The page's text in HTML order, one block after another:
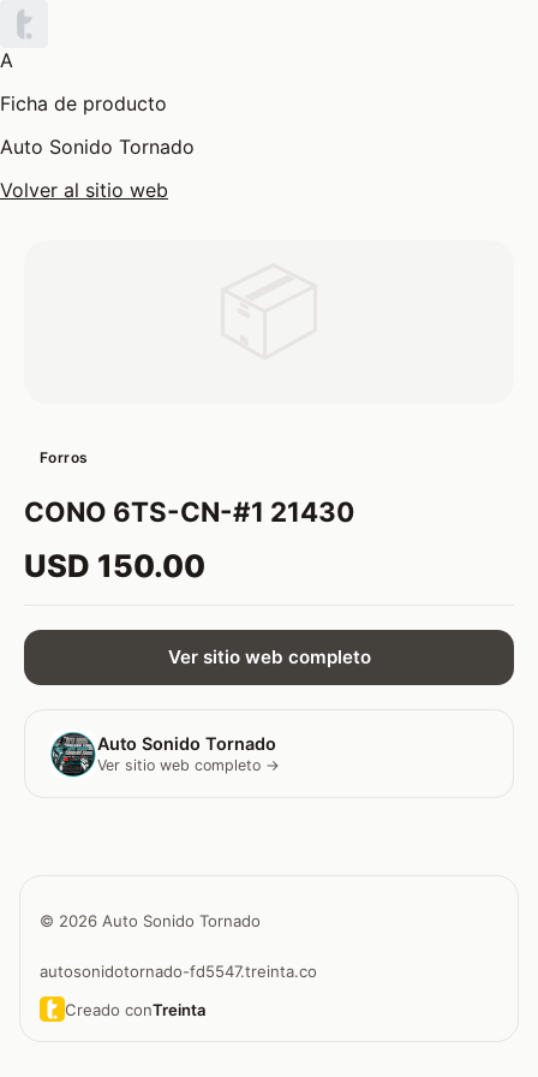
A
Ficha de producto
Auto Sonido Tornado
Volver al sitio web
Forros
CONO 6TS-CN-#1 21430
USD 150.00
Ver sitio web completo
Auto Sonido Tornado
Ver sitio web completo →
© 2026 Auto Sonido Tornado
autosonidotornado-fd5547.treinta.co
Creado conTreinta